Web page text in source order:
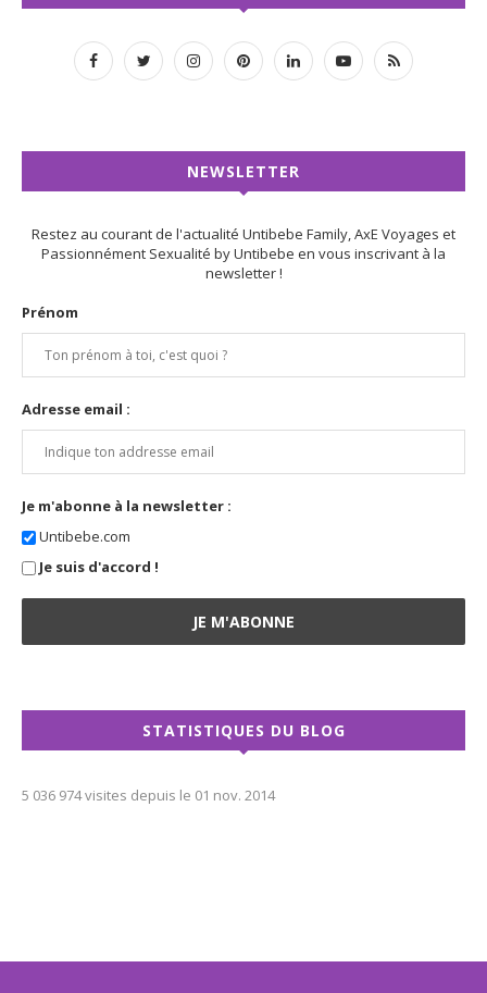
NEWSLETTER
Restez au courant de l'actualité Untibebe Family, AxE Voyages et
Passionnément Sexualité by Untibebe en vous inscrivant à la
newsletter !
Prénom
Adresse email :
Je m'abonne à la newsletter :
Untibebe.com
Je suis d'accord !
STATISTIQUES DU BLOG
5 036 974 visites depuis le 01 nov. 2014